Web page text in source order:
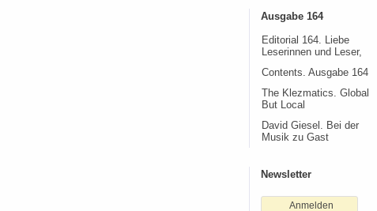
Ausgabe 164
Editorial 164. Liebe
Leserinnen und Leser,
Contents. Ausgabe 164
The Klezmatics. Global
But Local
David Giesel. Bei der
Musik zu Gast
Newsletter
Anmelden